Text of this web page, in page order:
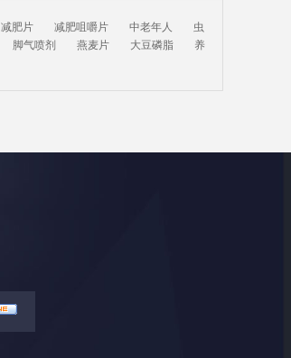
减肥片 减肥咀嚼片 中老年人
虫
脚气喷剂 燕麦片 大豆磷脂
养